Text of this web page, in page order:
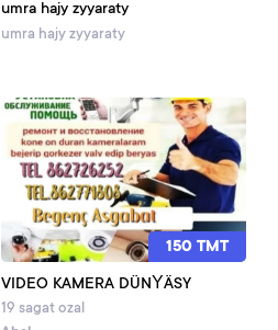
umra hajy zyyaraty
umra hajy zyyaraty
150 TMT
VIDEO KAMERA DÜNŶÄSY
19 sagat ozal